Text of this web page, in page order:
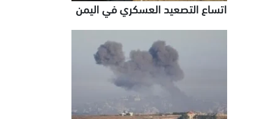
اتساع التصعيد العسكري في اليمن